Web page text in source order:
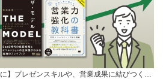
】プレゼンスキルや、営業成果に結びつく…